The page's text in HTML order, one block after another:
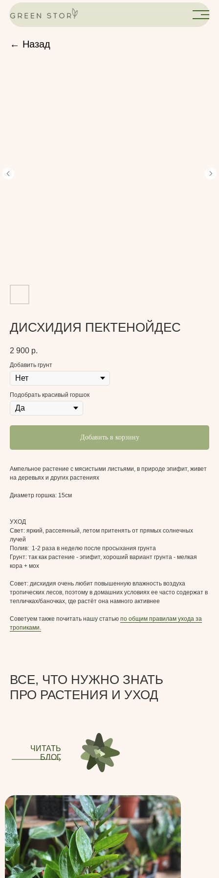
← Назад
ДИСХИДИЯ ПЕКТЕНОЙДЕС
2 900 р.
Добавить грунт
Подобрать красивый горшок
Добавить в корзину
Ампельное растение с мясистыми листьями, в природе эпифит, живет
на деревьях и других растениях
Диаметр горшка: 15см
УХОД
Свет: яркий, рассеянный, летом притенять от прямых солнечных
лучей
Полив: 1-2 раза в неделю после просыхания грунта
Грунт: так как растение - эпифит, хороший вариант грунта - мелкая
кора + мох
Совет: дисхидия очень любит повышенную влажность воздуха
тропических лесов, поэтому в домашних условиях ее часто содержат в
тепличках/баночках, где растёт она намного активнее
Советуем также почитать нашу статью по общим правилам ухода за
тропиками.
ВСЕ, ЧТО НУЖНО ЗНАТЬ
ПРО РАСТЕНИЯ И УХОД
ЧИТАТЬ
БЛОГ